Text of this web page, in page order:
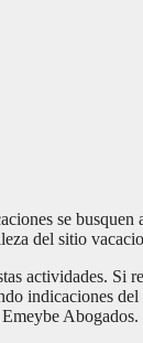
se
del sitio
actividades. Si
indicaciones
Emeybe Abogados.